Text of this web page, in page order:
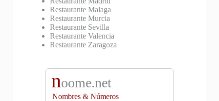
Restaurante Malaga
Restaurante Murcia
Restaurante Sevilla
Restaurante Valencia
Restaurante Zaragoza
noome.net
Nombres & Números